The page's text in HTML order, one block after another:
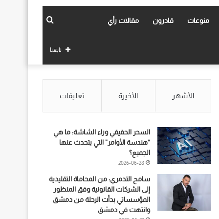
منوعات قادرون مقالات رأي بحث
تابعنا
الأشهر الأخيرة تعليقات
السحر الحقيقي وراء الشاشة: ما هي
“هندسة الأوامر” التي يتحدث عنها
الجميع؟
2026-06-28
سامح التدمري: من المحاماة التقليدية
إلى الشركات القانونية وفق المنظور
المؤسساتي بدأت الرحلة من دمشق
وانتهت في دمشق